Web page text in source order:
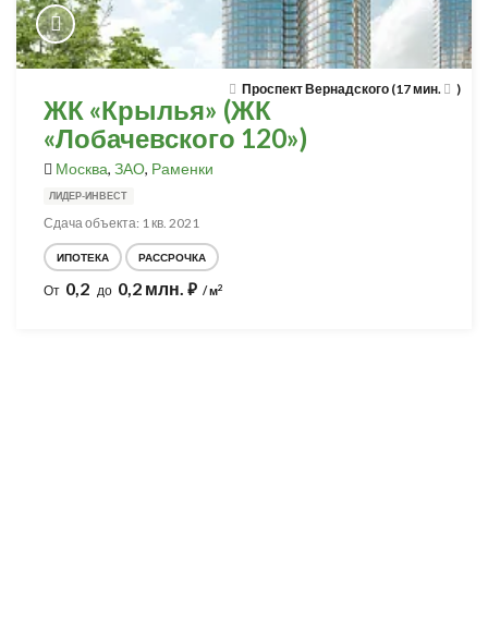
Проспект Вернадского (17 мин. )
ЖК «Крылья» (ЖК
«Лобачевского 120»)
Москва, ЗАО, Раменки
ЛИДЕР-ИНВЕСТ
Сдача объекта: 1 кв. 2021
ИПОТЕКА РАССРОЧКА
От 0,2 до 0,2 млн. ⃏ / м2